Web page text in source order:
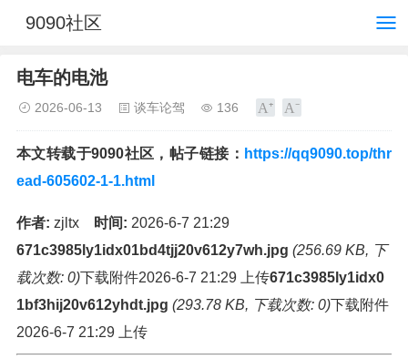
9090社区
电车的电池
2026-06-13 谈车论驾 136
本文转载于9090社区，帖子链接： https://qq9090.top/thr
ead-605602-1-1.html
作者: zjltx 时间: 2026-6-7 21:29
671c3985ly1idx01bd4tjj20v612y7wh.jpg (256.69 KB, 下
载次数: 0)下载附件2026-6-7 21:29 上传671c3985ly1idx0
1bf3hij20v612yhdt.jpg (293.78 KB, 下载次数: 0)下载附件
2026-6-7 21:29 上传